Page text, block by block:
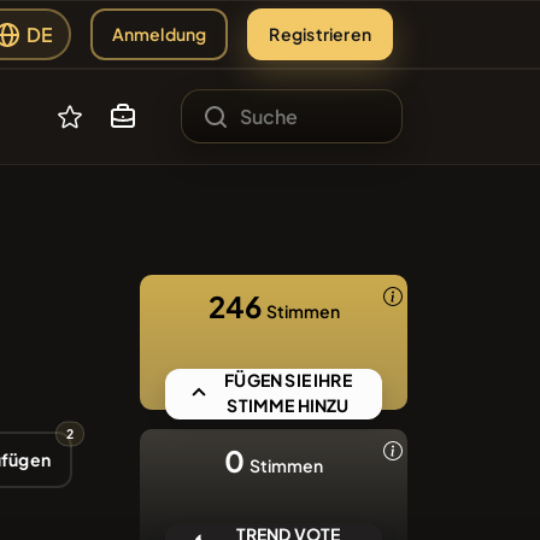
SLCT
DE Anmeldung Registrieren
#144
#279
SUSDT #210
2
246 Stimmen
FÜGEN SIE IHRE
STIMME HINZU
0 Stimmen
TREND VOTE